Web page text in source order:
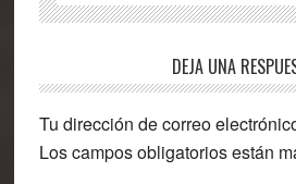
Interacciones
con
los
lectores
DEJA UNA
Tu dirección de correo
Los campos obligatorios están